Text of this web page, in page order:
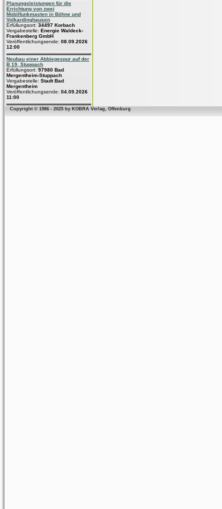
Planungsleistungen für die
Errichtung von zwei
Mobilfunkmasten in Böhne und
Volkardinghausen
Erfüllungsort: 34497 Korbach
Vergabestelle: Energie Waldeck-
Frankenberg GmbH
Veröffentlichungsende: 08.09.2026
12:00
Neubau einer Abbiegespur auf der
B 19, Stuppach
Erfüllungsort: 97980 Bad
Mergentheim-Stuppach
Vergabestelle: Stadt Bad
Mergentheim
Veröffentlichungsende: 04.09.2026
11:00
Copyright © 1986 - 2025 by KOBRA Verlag, Offenburg